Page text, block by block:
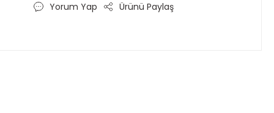
Yorum Yap Ürünü Paylaş